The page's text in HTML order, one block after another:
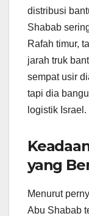
distribusi
Shabab
Rafah timur,
jarah truk
sempat usir
tapi dia
logistik Israel.
yang
Menurut
Abu Shabab